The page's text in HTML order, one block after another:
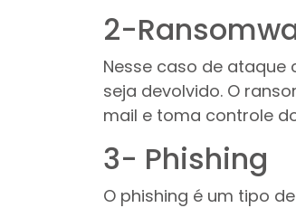
2-
Nesse caso de
seja devolvido. O
mail e toma controle
3- Phishing
O phishing é um tipo